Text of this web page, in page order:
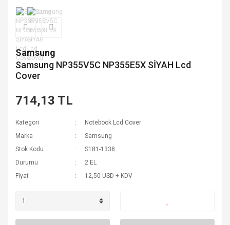
Samsung
Samsung NP355V5C NP355E5X SİYAH Lcd
Cover
714,13 TL
Kategori
Notebook Lcd Cover
Marka
Samsung
Stok Kodu
S181-1338
Durumu
2.EL
Fiyat
12,50 USD + KDV